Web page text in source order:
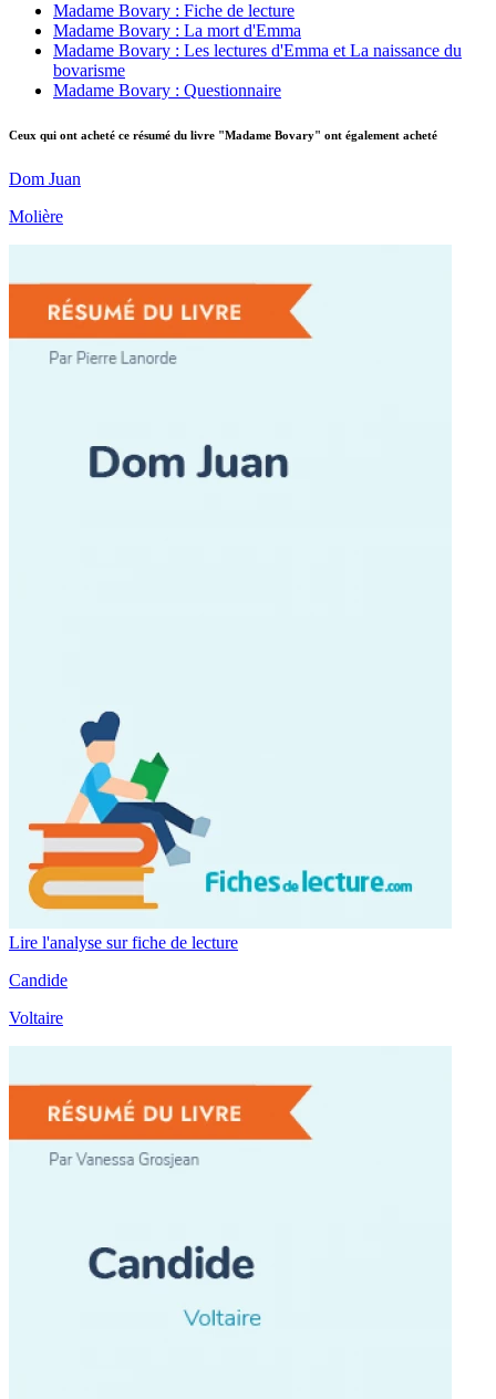
Madame Bovary : Fiche de lecture
Madame Bovary : La mort d'Emma
Madame Bovary : Les lectures d'Emma et La naissance du
bovarisme
Madame Bovary : Questionnaire
Ceux qui ont acheté ce résumé du livre "Madame Bovary" ont également acheté
Dom Juan
Molière
Lire l'analyse sur fiche de lecture
Candide
Voltaire